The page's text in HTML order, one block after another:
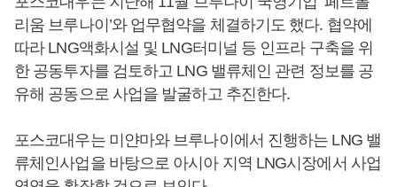
리움 브루나이’와 업무협약을 체결하기도 했다. 협약에
따라 LNG액화시설 및 LNG터미널 등 인프라 구축을 위
한 공동투자를 검토하고 LNG 밸류체인 관련 정보를 공
유해 공동으로 사업을 발굴하고 추진한다.
포스코대우는 미얀마와 브루나이에서 진행하는 LNG 밸
류체인사업을 바탕으로 아시아 지역 LNG시장에서 사업